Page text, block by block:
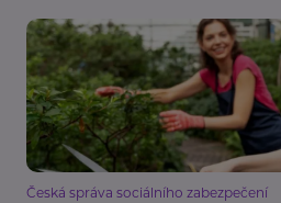
Česká správa sociálního zabezpečení